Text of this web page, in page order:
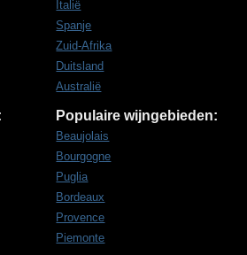
Italië
Spanje
Zuid-Afrika
Duitsland
Australië
Populaire wijngebieden:
Beaujolais
Bourgogne
Puglia
Bordeaux
Provence
Piemonte